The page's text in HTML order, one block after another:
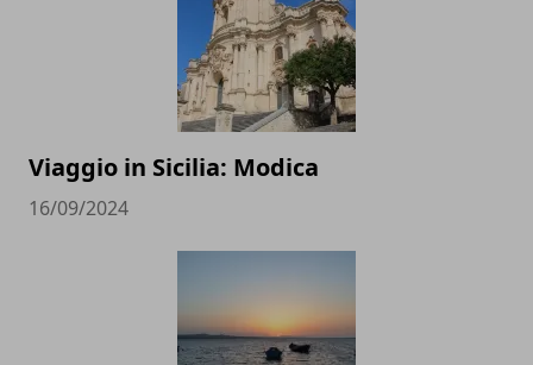
Viaggio in Sicilia: Modica
16/09/2024